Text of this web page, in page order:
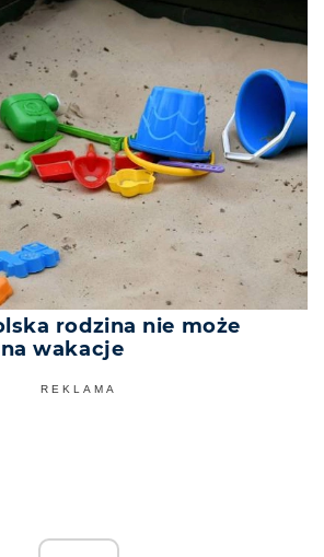
rodzina nie może
wakacje
REKLAMA